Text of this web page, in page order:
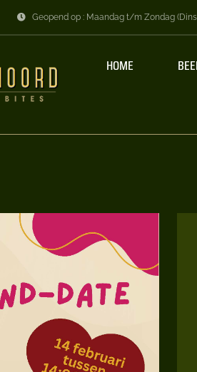
Geopend op : Maandag t/m Zondag
HOME